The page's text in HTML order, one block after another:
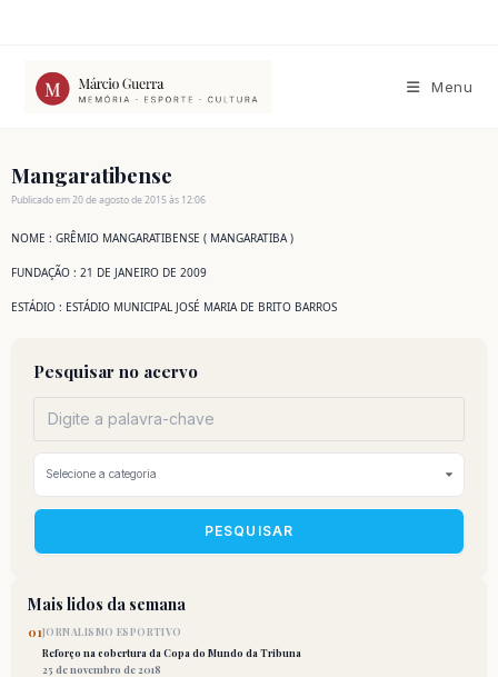
conteúdo
Menu
Mangaratibense
Publicado em 20 de agosto de 2015 às 12:06
NOME : GRÊMIO MANGARATIBENSE ( MANGARATIBA )
FUNDAÇÃO : 21 DE JANEIRO DE 2009
ESTÁDIO : ESTÁDIO MUNICIPAL JOSÉ MARIA DE BRITO BARROS
Pesquisar no acervo
PESQUISAR
Mais lidos da semana
01JORNALISMO ESPORTIVO
Reforço na cobertura da Copa do Mundo da Tribuna
25 de novembro de 2018